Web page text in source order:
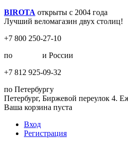
BIROTA открыты с 2004 года
Лучший веломагазин двух столиц!
+7 800 250-27-10
по
и России
+7 812 925-09-32
по Петербургу
Петербург, Биржевой переулок 4.
Ваша корзина пуста
Вход
Регистрация